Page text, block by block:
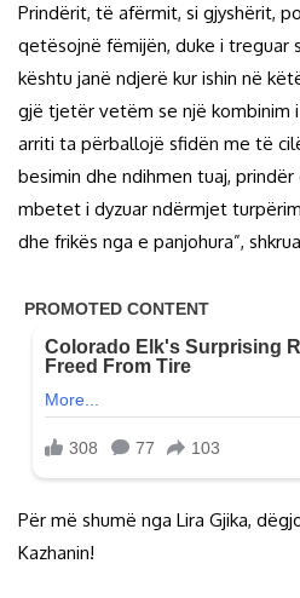
Prindërit, të afërmit, si gjyshërit,
qetësojnë fëmijën, duke i treguar
kështu janë ndjerë kur ishin në
gjë tjetër vetëm se një kombinim
arriti ta përballojë sfidën me të
besimin dhe ndihmen tuaj,
mbetet i dyzuar ndërmjet
dhe frikës nga e panjohura”,
Për më shumë nga Lira Gjika,
Kazhanin!